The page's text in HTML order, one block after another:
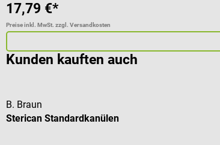
17,79 €*
Preise inkl. MwSt. zzgl. Versandkosten
Kunden kauften auch
B. Braun
Sterican Standardkanülen